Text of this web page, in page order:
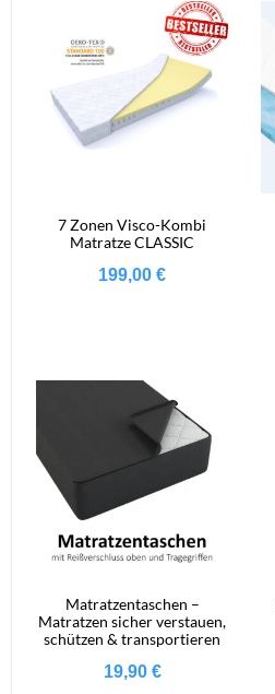
7 Zonen Visco-Kombi
Matratze CLASSIC
199,00€
Matratzentaschen –
Matratzen sicher verstauen,
schützen & transportieren
19,90 €